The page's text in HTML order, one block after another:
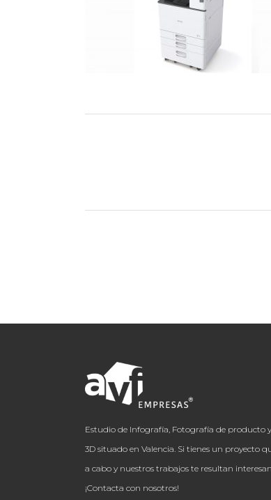
Estudio de Infografía, Fotografía de producto
3D situado en Valencia. Si tienes un proyecto
a cabo y nuestros trabajos te resultan
¡Contacta con nosotros!